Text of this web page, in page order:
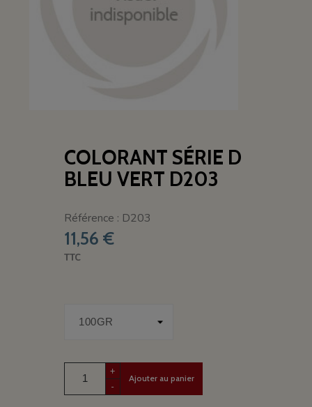
COLORANT SÉRIE D
BLEU VERT D203
Référence : D203
11,56 €
TTC
+
-
Ajouter au panier